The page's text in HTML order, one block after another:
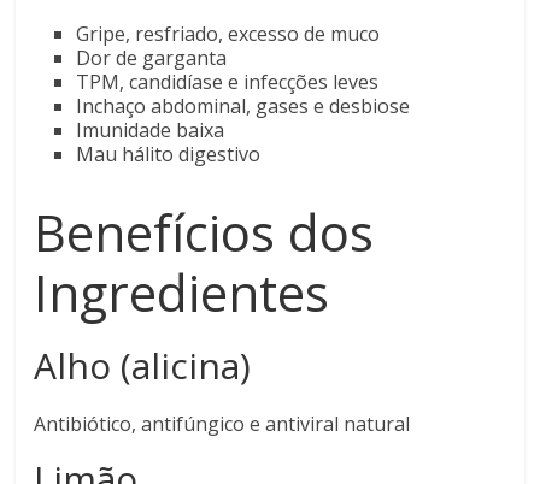
Gripe, resfriado, excesso de muco
Dor de garganta
TPM, candidíase e infecções leves
Inchaço abdominal, gases e desbiose
Imunidade baixa
Mau hálito digestivo
Benefícios dos
Ingredientes
Alho (alicina)
Antibiótico, antifúngico e antiviral natural